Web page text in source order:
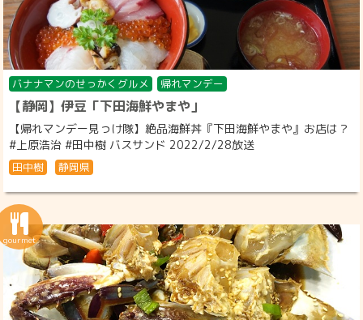
バナナマンのせっかくグルメ 帰れマンデー
【静岡】伊豆「下田海鮮やまや」
【帰れマンデー見っけ隊】絶品海鮮丼『下田海鮮やまや』お店は？
#上原浩治 #田中樹 バスサンド 2022/2/28放送
田中樹 静岡県